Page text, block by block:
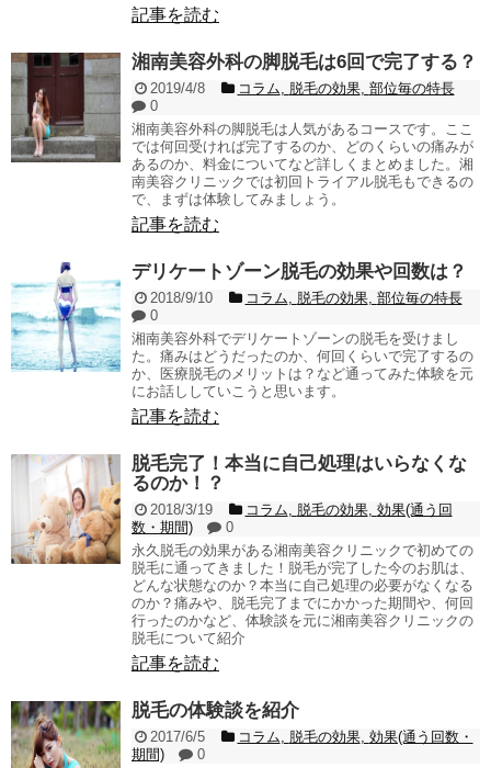
記事を読む
湘南美容外科の脚脱毛は6回で完了する？
2019/4/8 コラム, 脱毛の効果, 部位毎の特長
0
湘南美容外科の脚脱毛は人気があるコースです。ここ
では何回受ければ完了するのか、どのくらいの痛みが
あるのか、料金についてなど詳しくまとめました。湘
南美容クリニックでは初回トライアル脱毛もできるの
で、まずは体験してみましょう。
記事を読む
デリケートゾーン脱毛の効果や回数は？
2018/9/10 コラム, 脱毛の効果, 部位毎の特長
0
湘南美容外科でデリケートゾーンの脱毛を受けまし
た。痛みはどうだったのか、何回くらいで完了するの
か、医療脱毛のメリットは？など通ってみた体験を元
にお話ししていこうと思います。
記事を読む
脱毛完了！本当に自己処理はいらなくな
るのか！？
2018/3/19 コラム, 脱毛の効果, 効果(通う回
数・期間)
0
永久脱毛の効果がある湘南美容クリニックで初めての
脱毛に通ってきました！脱毛が完了した今のお肌は、
どんな状態なのか？本当に自己処理の必要がなくなる
のか？痛みや、脱毛完了までにかかった期間や、何回
行ったのかなど、体験談を元に湘南美容クリニックの
脱毛について紹介
記事を読む
脱毛の体験談を紹介
2017/6/5 コラム, 脱毛の効果, 効果(通う回数・
期間)
0